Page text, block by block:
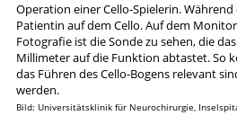
Operation einer Cello-Spielerin.
Patientin auf dem Cello. Auf dem
Fotografie ist die Sonde zu sehen, die
Millimeter auf die Funktion abtastet. So
das Führen des Cello-Bogens relevant
werden.
Bild: Universitätsklinik für Neurochirurgie,